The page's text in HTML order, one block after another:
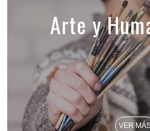
Arte y
VER